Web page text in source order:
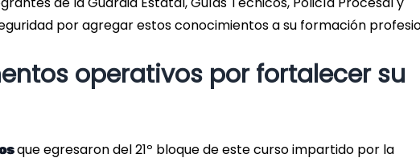
por agregar estos conocimientos a su formación
operativos por fortalecer su
que egresaron del 21º bloque de este curso impartido por la